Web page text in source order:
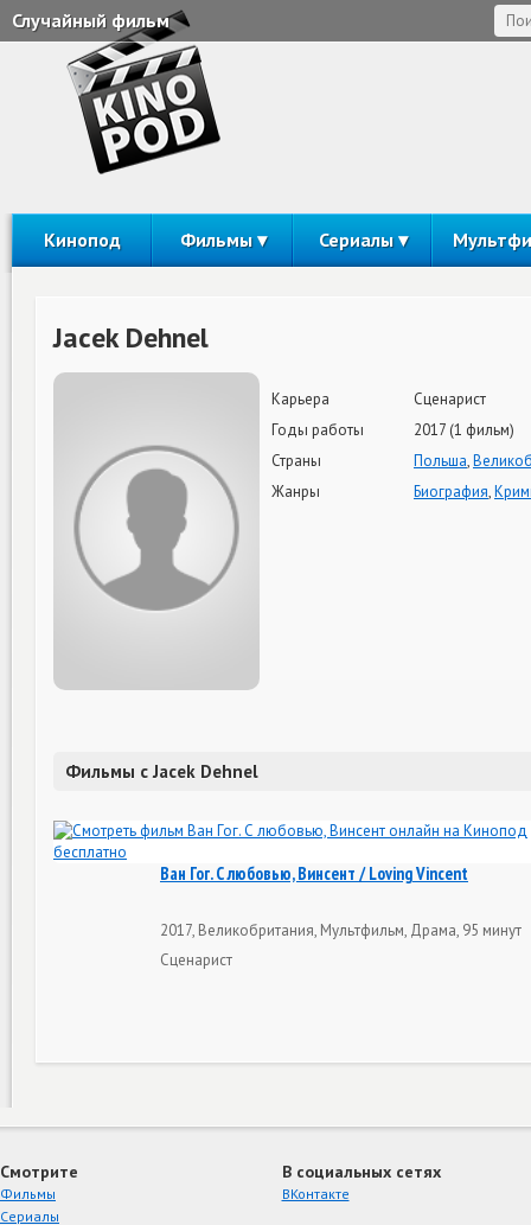
Случайный фильм
Кинопод Фильмы Сериалы
Jacek Dehnel
Карьера
Сценарист
Годы работы
2017 (1 фильм)
Страны
Польша,
Жанры
Биография,
Фильмы с Jacek Dehnel
Ван Гог. С любовью, Винсент / Loving Vincent
2017, Великобритания, Мультфильм, Драма, 95 минут
Сценарист
Смотрите
Фильмы
Сериалы
В социальных сетях
ВКонтакте